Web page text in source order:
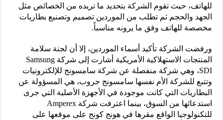
للهاتف، حيث تقوم الشركة بتحديد ما تريده من الخصائص مثل
الجهد والحجم ثم تطلب من الموردين تصميم وتصنيع بطاريات
مخصصة للهاتف وفق ما يرونه مناسباً.
ورفضت الشركة تأكيد أسماء الموردين، إلا أن لجنة سلامة
المنتجات الاستهلاكية الأمريكية أشارت إلى شركة Samsung
SDI، وهي شركة منفصلة عن شركة سامسونج للإلكترونيات
وتتبع للشركة الأم نفسها سامسونج جروب، هي المسؤولة عن
البطاريات التي كانت موجودة في الأجهزة الأصلية التي جرى
استدعائها من السوق، بينما اعترفت شركة Amperex
للتكنولوجيا الواقع مقرها في هونج كونج على موقعها على